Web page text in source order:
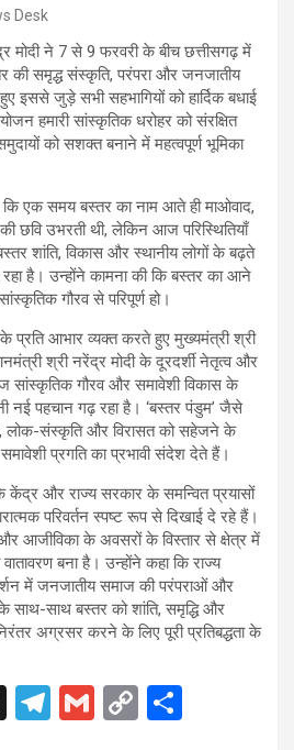
Desk
मोदी ने 7 से 9 फरवरी के बीच छत्तीसगढ़ में
की समृद्ध संस्कृति, परंपरा और जनजातीय
इससे जुड़े सभी सहभागियों को हार्दिक बधाई
हमारी सांस्कृतिक धरोहर को संरक्षित
को सशक्त बनाने में महत्वपूर्ण भूमिका
कि एक समय बस्तर का नाम आते ही माओवाद,
छवि उभरती थी, लेकिन आज परिस्थितियाँ
शांति, विकास और स्थानीय लोगों के बढ़ते
है। उन्होंने कामना की कि बस्तर का आने
गौरव से परिपूर्ण हो।
के प्रति आभार व्यक्त करते हुए मुख्यमंत्री श्री
श्री नरेंद्र मोदी के दूरदर्शी नेतृत्व और
सांस्कृतिक गौरव और समावेशी विकास के
पहचान गढ़ रहा है। ‘बस्तर पंडुम’ जैसे
लोक-संस्कृति और विरासत को सहेजने के
प्रगति का प्रभावी संदेश देते हैं।
केंद्र और राज्य सरकार के समन्वित प्रयासों
परिवर्तन स्पष्ट रूप से दिखाई दे रहे हैं।
आजीविका के अवसरों के विस्तार से क्षेत्र में
बना है। उन्होंने कहा कि राज्य
में जनजातीय समाज की परंपराओं और
साथ-साथ बस्तर को शांति, समृद्धि और
अग्रसर करने के लिए पूरी प्रतिबद्धता के
X
T
G
C